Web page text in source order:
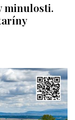
minulosti.